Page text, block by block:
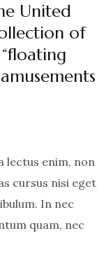
United
of
lectus enim, non
cursus nisi eget
In nec
quam, nec